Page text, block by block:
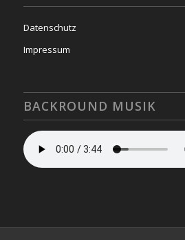
Datenschutz
Impressum
BACKROUND MUSIK